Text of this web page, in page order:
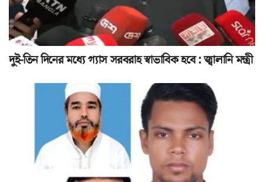
দুই-তিন দিনের মধ্যে গ্যাস সরবরাহ স্বাভাবিক হবে : জ্বালানি মন্ত্রী